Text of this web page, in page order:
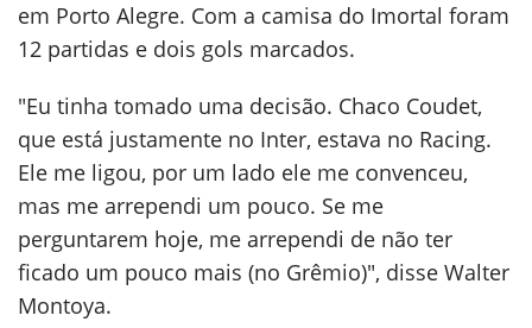
em Porto Alegre. Com a camisa do Imortal foram
12 partidas e dois gols marcados.
"Eu tinha tomado uma decisão. Chaco Coudet,
que está justamente no Inter, estava no Racing.
Ele me ligou, por um lado ele me convenceu,
mas me arrependi um pouco. Se me
perguntarem hoje, me arrependi de não ter
ficado um pouco mais (no Grêmio)", disse Walter
Montoya.